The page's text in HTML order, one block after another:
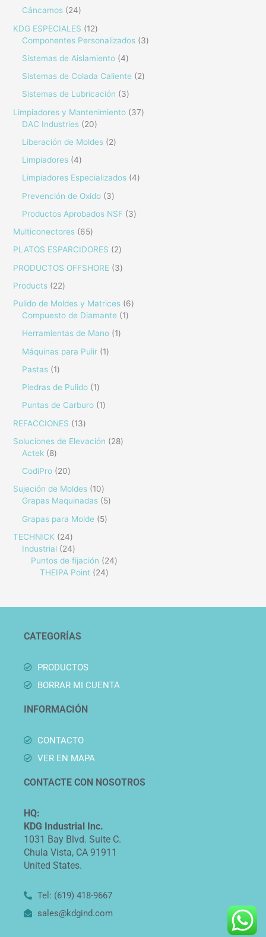
Cáncamos
24
KDG ESPECIALES
12
Componentes Personalizados
3
Sistemas de Aislamiento 4
Sistemas de Colada Caliente
2
Sistemas de Lubricación
3
Limpiadores y Mantenimiento
37
DAC Industries
20
Liberación de Moldes
2
Limpiadores 4
Limpiadores Especializados 4
Prevención de Oxido
3
Productos Aprobados NSF
3
Multiconectores
65
PLATOS ESPARCIDORES
2
PRODUCTOS OFFSHORE
3
Products
22
Pulido de Moldes y Matrices
6
Compuesto de Diamante
1
Herramientas de Mano
1
Máquinas para Pulir
1
Pastas
1
Piedras de Pulido
1
Puntas de Carburo
1
REFACCIONES
13
Soluciones de Elevación
28
Actek
8
CodiPro
20
Sujeción de Moldes
10
Grapas Maquinadas
5
Grapas para Molde
5
TECHNICK
24
Industrial
24
Puntos de fijación
24
THEIPA Point
24
CATEGORÍAS
PRODUCTOS
BORRAR MI CUENTA
INFORMACIÓN
CONTACTO
VER EN MAPA
CONTACTE CON NOSOTROS
HQ:
KDG Industrial Inc.
1031 Bay Blvd. Suite C.
Chula Vista, CA 91911
United States.
Tel: (619) 418-9667
sales@kdgind.com